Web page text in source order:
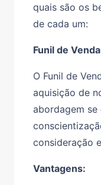
quais são os
de cada um:
Funil de
O Funil de
aquisição de
abordagem se
consideração
Vantagens: